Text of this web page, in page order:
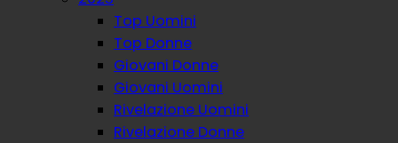
Top Uomini
Top Donne
Giovani Donne
Giovani Uomini
Rivelazione Uomini
Rivelazione Donne